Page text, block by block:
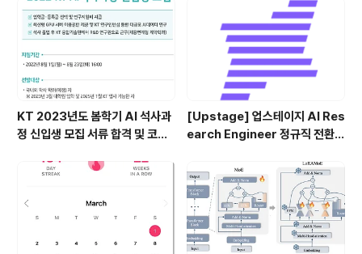
KT 2023년도 봄학기 AI 석사과
정 신입생 모집 서류 합격 및 코딩
[Upstage] 업스테이지 AI Res
earch Engineer 정규직 전환